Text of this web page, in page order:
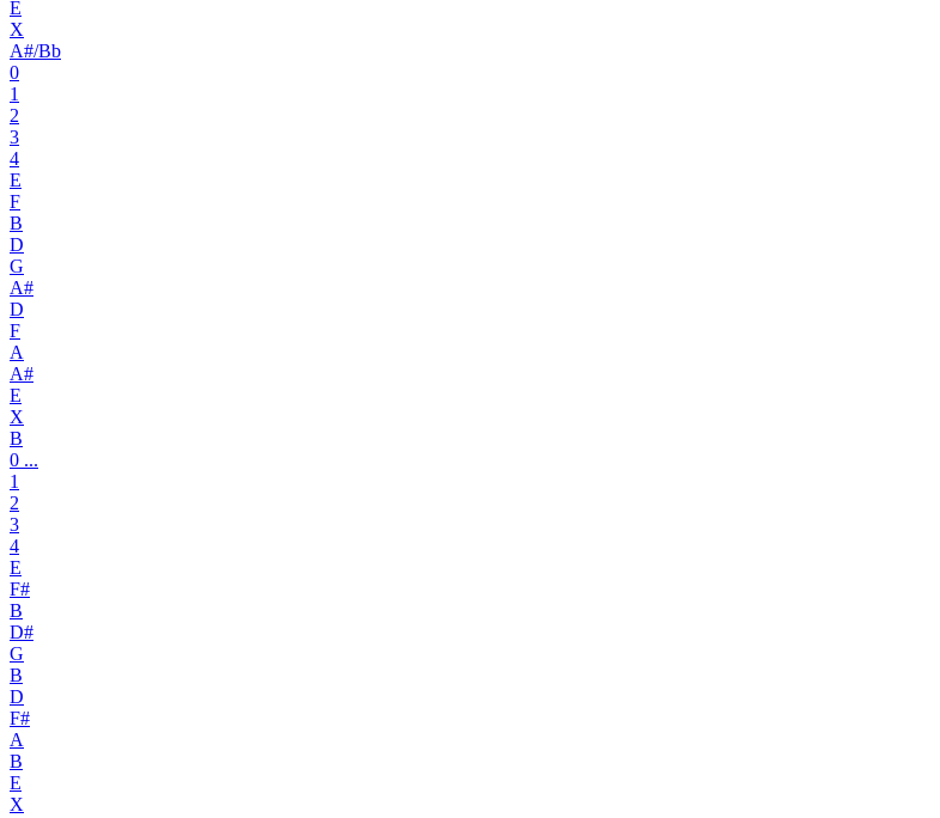
E
X
A#/Bb
0
1
2
3
4
E
F
B
D
G
A#
D
F
A
A#
E
X
B
0 ...
1
2
3
4
E
F#
B
D#
G
B
D
F#
A
B
E
X